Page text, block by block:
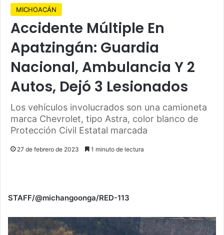
MICHOACÁN
Accidente Múltiple En
Apatzingán: Guardia
Nacional, Ambulancia Y 2
Autos, Dejó 3 Lesionados
Los vehículos involucrados son una camioneta
marca Chevrolet, tipo Astra, color blanco de
Protección Civil Estatal marcada
27 de febrero de 2023 1 minuto de lectura
STAFF/@michangoonga/RED-113